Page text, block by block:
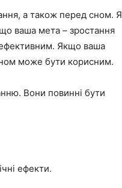
а також перед сном. Я
ваша мета – зростання
ефективним. Якщо ваша
може бути корисним.
Вони повинні бути
ефекти.